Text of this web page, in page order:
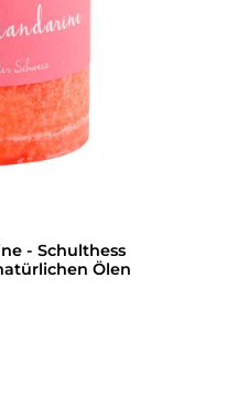
- Schulthess
Ölen